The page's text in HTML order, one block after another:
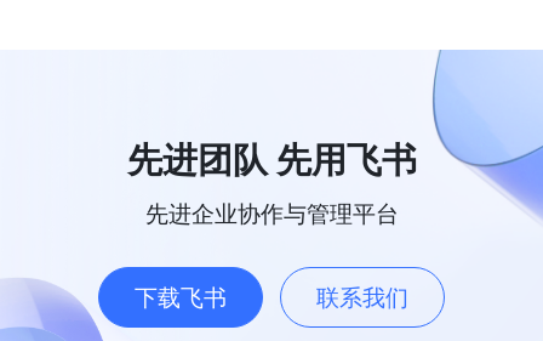
先进团队 先用飞书
先进企业协作与管理平台
下载飞书 联系我们